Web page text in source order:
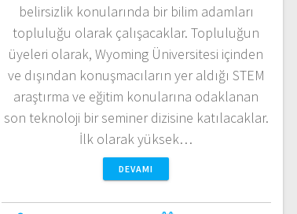
belirsizlik konularında bir bilim adamları
topluluğu olarak çalışacaklar. Topluluğun
üyeleri olarak, Wyoming Üniversitesi içinden
ve dışından konuşmacıların yer aldığı STEM
araştırma ve eğitim konularına odaklanan
son teknoloji bir seminer dizisine katılacaklar.
İlk olarak yüksek…
DEVAMI